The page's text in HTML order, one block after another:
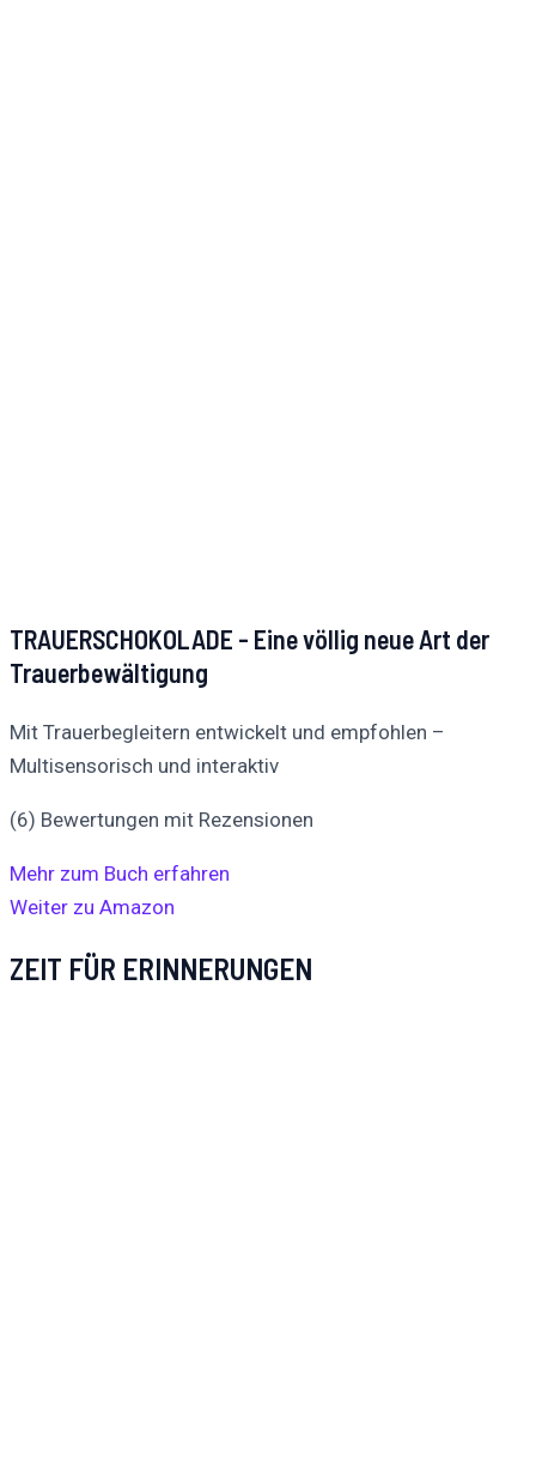
TRAUERSCHOKOLADE - Eine völlig neue Art der
Trauerbewältigung
Mit Trauerbegleitern entwickelt und empfohlen –
Multisensorisch und interaktiv
(6) Bewertungen mit Rezensionen
Mehr zum Buch erfahren
Weiter zu Amazon
ZEIT FÜR ERINNERUNGEN